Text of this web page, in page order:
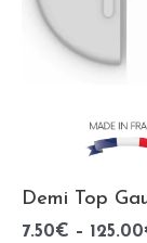
Demi Top
7.50€ – 125.00